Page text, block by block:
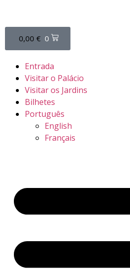
0,00 € 0
Entrada
Visitar o Palácio
Visitar os Jardins
Bilhetes
Português
English
Français